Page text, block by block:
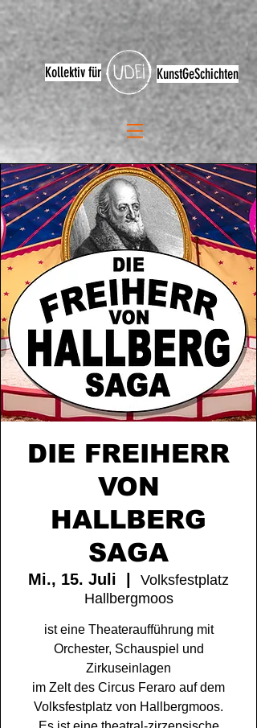
Kollektiv für KunstGeSchichten
DIE FREIHERR
VON
HALLBERG
SAGA
Mi., 15. Juli
Volksfestplatz
Hallbergmoos
ist eine Theateraufführung mit
Orchester, Schauspiel und
Zirkuseinlagen
im Zelt des Circus Feraro auf dem
Volksfestplatz von Hallbergmoos.